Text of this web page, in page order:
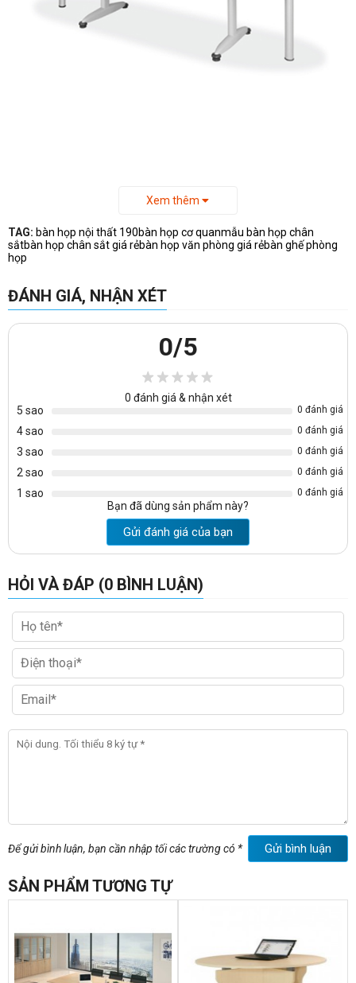
+Sâu:1200 mm
Khách hàng có thể xem thêm một số mẫu
190khác khi truy cập vào
link:https://noithatvanphonggiare.com/ban-hop-noi-that-
Xem thêm
TAG: bàn họp nội thất 190bàn họp cơ quanmẫu bàn họp chân
sắtbàn họp chân sắt giá rẻbàn họp văn phòng giá rẻbàn ghế phòng
họp
ĐÁNH GIÁ, NHẬN XÉT
0/5
0 đánh giá & nhận xét
5 sao
0 đánh giá
4 sao 0 đánh giá
3 sao 0 đánh giá
2 sao 0 đánh giá
1 sao 0 đánh giá
Bạn đã dùng sản phẩm này?
Gửi đánh giá của bạn
HỎI VÀ ĐÁP (0 BÌNH LUẬN)
Để gửi bình luận, bạn cần nhập tối các trường có * Gửi bình luận
SẢN PHẨM TƯƠNG TỰ